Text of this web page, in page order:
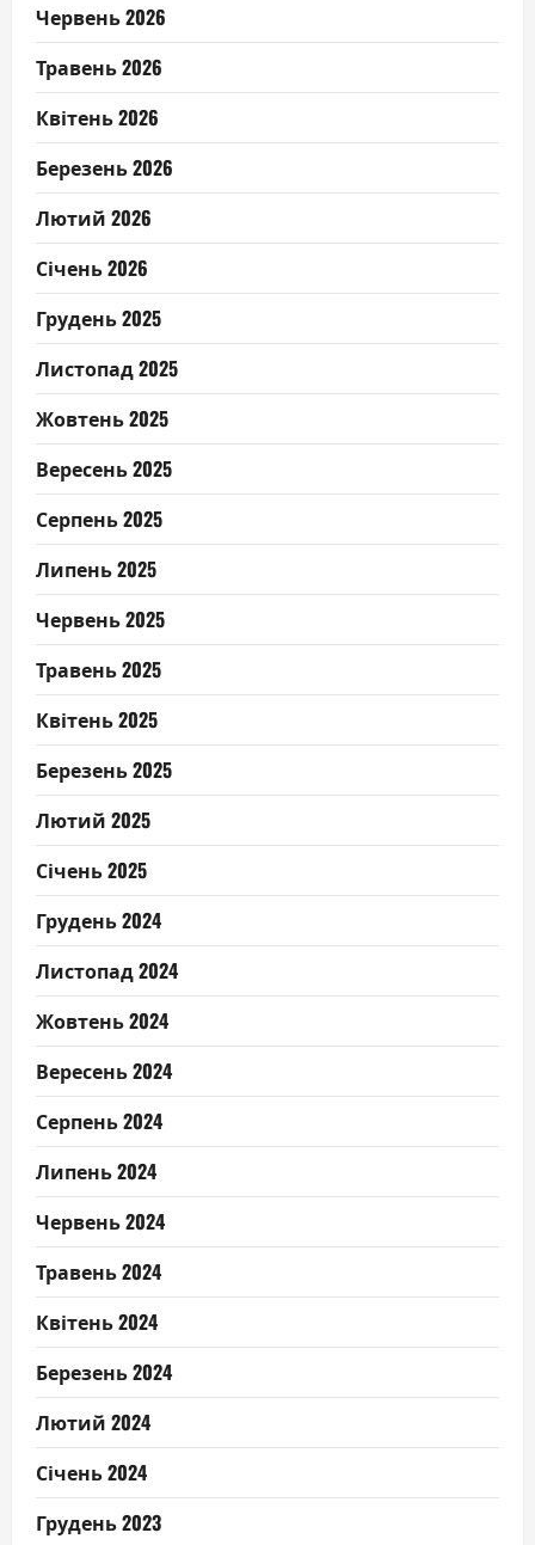
Червень 2026
Травень 2026
Квітень 2026
Березень 2026
Лютий 2026
Січень 2026
Грудень 2025
Листопад 2025
Жовтень 2025
Вересень 2025
Серпень 2025
Липень 2025
Червень 2025
Травень 2025
Квітень 2025
Березень 2025
Лютий 2025
Січень 2025
Грудень 2024
Листопад 2024
Жовтень 2024
Вересень 2024
Серпень 2024
Липень 2024
Червень 2024
Травень 2024
Квітень 2024
Березень 2024
Лютий 2024
Січень 2024
Грудень 2023